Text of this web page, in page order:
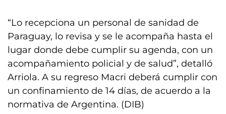
“Lo recepciona un personal de sanidad de
Paraguay, lo revisa y se le acompaña hasta el
lugar donde debe cumplir su agenda, con un
acompañamiento policial y de salud”, detalló
Arriola. A su regreso Macri deberá cumplir con
un confinamiento de 14 días, de acuerdo a la
normativa de Argentina. (DIB)